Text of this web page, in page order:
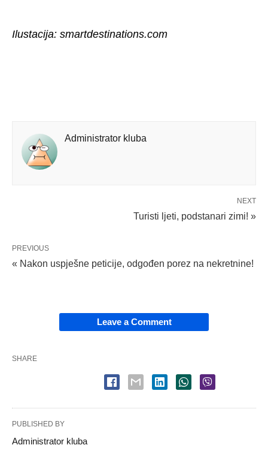
Ilustacija: smartdestinations.com
Administrator kluba
NEXT
Turisti ljeti, podstanari zimi! »
PREVIOUS
« Nakon uspješne peticije, odgođen porez na nekretnine!
Leave a Comment
SHARE
PUBLISHED BY
Administrator kluba